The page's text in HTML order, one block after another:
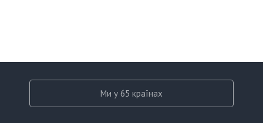
Ми у 65 країнах